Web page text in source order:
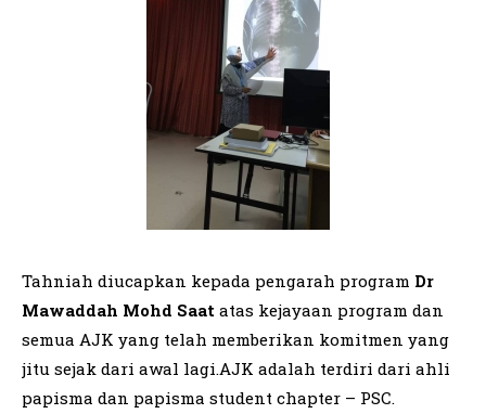
Tahniah diucapkan kepada pengarah program Dr
Mawaddah Mohd Saat atas kejayaan program dan
semua AJK yang telah memberikan komitmen yang
jitu sejak dari awal lagi.AJK adalah terdiri dari ahli
papisma dan papisma student chapter – PSC.